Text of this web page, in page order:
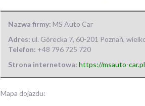
Nazwa firmy: MS Auto Car
Adres: ul. Górecka 7, 60-201 Poznań,
Telefon: +48 796 725 720
Strona internetowa: https://msauto-
Mapa dojazdu: